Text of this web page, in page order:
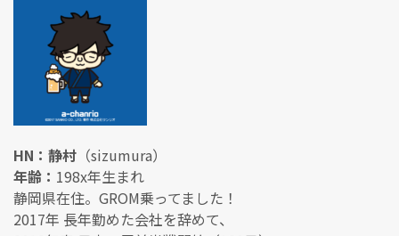
HN：静村 （sizumura）
年齢： 198x年生まれ
静岡県在住。GROM乗ってました！
2017年 長年勤めた会社を辞めて、